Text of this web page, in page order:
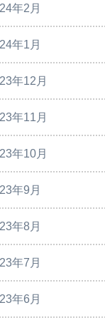
年2月
年1月
年12月
年11月
年10月
年9月
年8月
年7月
年6月